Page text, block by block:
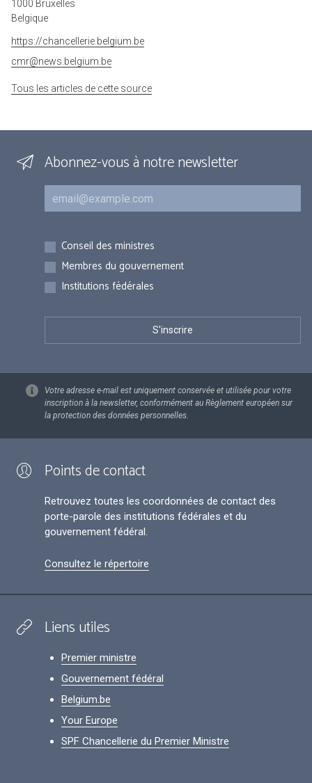
1000 Bruxelles
Belgique
https://chancellerie.belgium.be
cmr@news.belgium.be
Tous les articles de cette source
Abonnez-vous à notre newsletter
Courriel
Inscriptions
Conseil des ministres
Membres du gouvernement
Institutions fédérales
Votre adresse e-mail est uniquement conservée et utilisée pour votre
inscription à la newsletter, conformément au Règlement européen sur
la protection des données personnelles.
Points de contact
Retrouvez toutes les coordonnées de contact des
porte-parole des institutions fédérales et du
gouvernement fédéral.
Consultez le répertoire
Liens utiles
Premier ministre
Gouvernement fédéral
Belgium.be
Your Europe
SPF Chancellerie du Premier Ministre